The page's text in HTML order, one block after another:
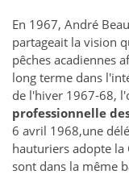
En 1967, André
partageait la vision
pêches acadiennes
long terme dans
de l'hiver 1967-68,
professionnelle
6 avril 1968,une
hauturiers adopte la
sont dans la même